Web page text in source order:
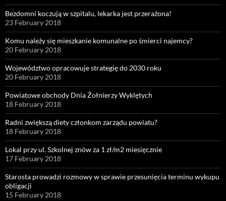
Bezdomni koczują w szpitalu, lekarka jest przerażona!
23 February 2018
Komu należy się mieszkanie komunalne po śmierci najemcy?
20 February 2018
Województwo opracowuje strategię do 2030 roku
20 February 2018
Powiatowe obchody Dnia Żołnierzy Wyklętych
18 February 2018
Radni zwiększą diety członkom zarządu powiatu?
18 February 2018
Lokal przy ul. Szkolnej znów za 1 zł/m2 miesięcznie
17 February 2018
Starosta prowadzi rozmowy w sprawie przesunięcia terminu wykupu
obligacji
15 February 2018